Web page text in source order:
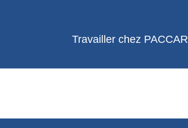
Travailler chez PACCAR